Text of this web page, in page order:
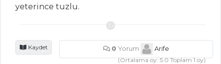
Börülce
Sarımsaklı Sebze
yeterince tuzlu.
Kaydet 0 Yorum
Arife
(Ortalama oy:5.0Toplam1oy)